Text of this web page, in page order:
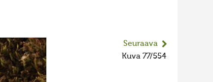
Seuraava
Kuva 77/554